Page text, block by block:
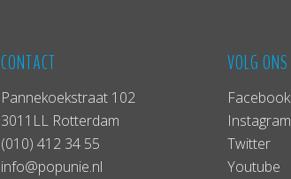
CONTACT
Pannekoekstraat 102
3011LL Rotterdam
(010) 412 34 55
info@popunie.nl
VOLG ONS
Facebook
Instagram
Twitter
Youtube